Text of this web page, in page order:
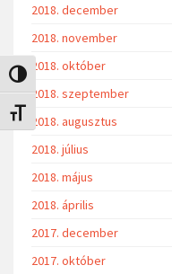
Nagy kontraszt váltása
Betűméret váltása
2018. december
2018. november
2018. október
2018. szeptember
2018. augusztus
2018. július
2018. május
2018. április
2017. december
2017. október